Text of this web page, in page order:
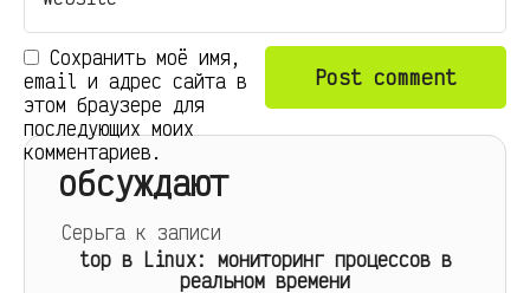
Сохранить моё имя,
email и адрес сайта в
этом браузере для
последующих моих
комментариев.
обсуждают
Серьгак записи
top в Linux: мониторинг процессов в
реальном времени